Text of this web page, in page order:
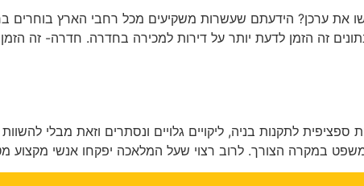
את ערכן? הידעתם שעשרות משקיעים מכל רחבי הארץ
זה הזמן לדעת יותר על דירות למכירה בחדרה. חדרה- זה
לתקנות בניה, ליקויים גלויים ונסתרים וזאת מבלי
במקרה הצורך. לרוב רצוי שעל המלאכה יפקחו אנשי